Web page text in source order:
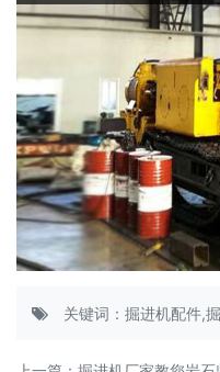
关键词：掘进机配件,